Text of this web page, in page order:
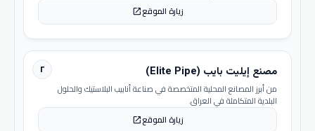
زيارة الموقعopen_in_new
٢ مصنع إيليت بايب (Elite Pipe)
من أبرز المصانع المحلية المتخصصة في صناعة أنابيب البلاستيك والحلول
البلدية المتكاملة في العراق.
زيارة الموقعopen_in_new